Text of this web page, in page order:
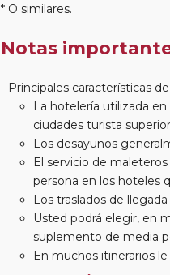
* O similares.
Notas
Principales características
La hotelería utilizada
ciudades turista superior
Los desayunos
El servicio de
persona en los hoteles
Los traslados de
Usted podrá elegir, en
suplemento de media
En muchos itinerarios